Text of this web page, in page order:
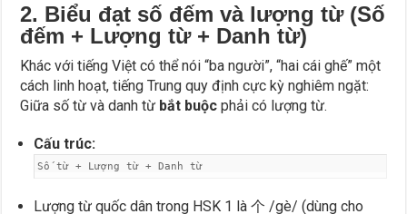
2. Biểu đạt số đếm và lượng từ (Số
đếm + Lượng từ + Danh từ)
Khác với tiếng Việt có thể nói “ba người”, “hai cái ghế” một
cách linh hoạt, tiếng Trung quy định cực kỳ nghiêm ngặt:
Giữa số từ và danh từ bắt buộc phải có lượng từ.
Cấu trúc:
Số từ + Lượng từ + Danh từ
Lượng từ quốc dân trong HSK 1 là 个 /gè/ (dùng cho